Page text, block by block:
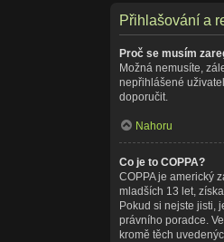
Přihlašování a
Proč se musím
Možná nemusíte,
nepřihlášené
doporučit.
Nahoru
Co je to COPPA?
COPPA je americký
mladších 13 let,
Pokud si nejste jisti,
právního poradce.
kromě těch